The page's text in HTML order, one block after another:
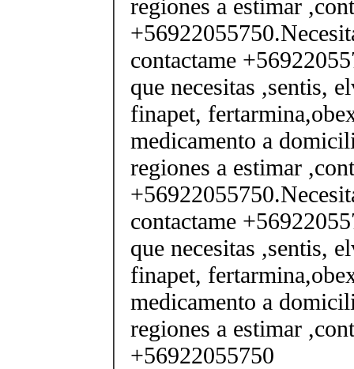
regiones a estimar
contactame
que necesitas ,sentis,
finapet,
medicamento a
regiones a estimar
contactame
que necesitas ,sentis,
finapet,
medicamento a
regiones a estimar
+56922055750